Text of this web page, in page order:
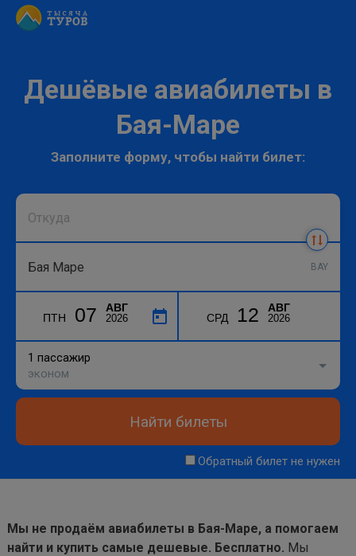
Дешёвые авиабилеты в
Бая-Маре
Заполните форму, чтобы найти билет:
BAY
ПТН 07 АВГ
2026 СРД 12 АВГ
2026
1 пассажир
эконом
Найти билеты
Обратный билет не нужен
Мы не продаём авиабилеты в Бая-Маре, а помогаем
найти и купить самые дешевые. Бесплатно. Мы